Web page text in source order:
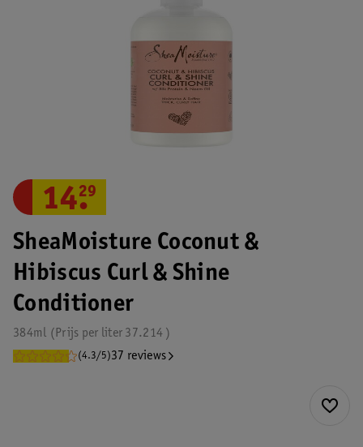
SheaMoisture Coconut &
Hibiscus Curl & Shine
Conditioner
384ml 37.214
Prijs per liter
(4.3/5)37 reviews
14.
29